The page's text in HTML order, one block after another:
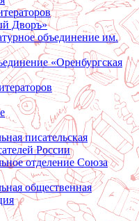
Дворъ»
объединение им.
«Оренбургская
писательская
России
отделение Союза
общественная